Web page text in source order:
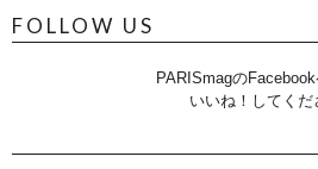
FOLLOW US
PARISmagの
いいね！してくだ